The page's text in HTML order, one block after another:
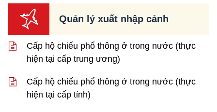
Quản lý xuất nhập cảnh
Cấp hộ chiếu phổ thông ở trong nước (thực
hiện tại cấp trung ương)
Cấp hộ chiếu phổ thông ở trong nước (thực
hiện tại cấp tỉnh)